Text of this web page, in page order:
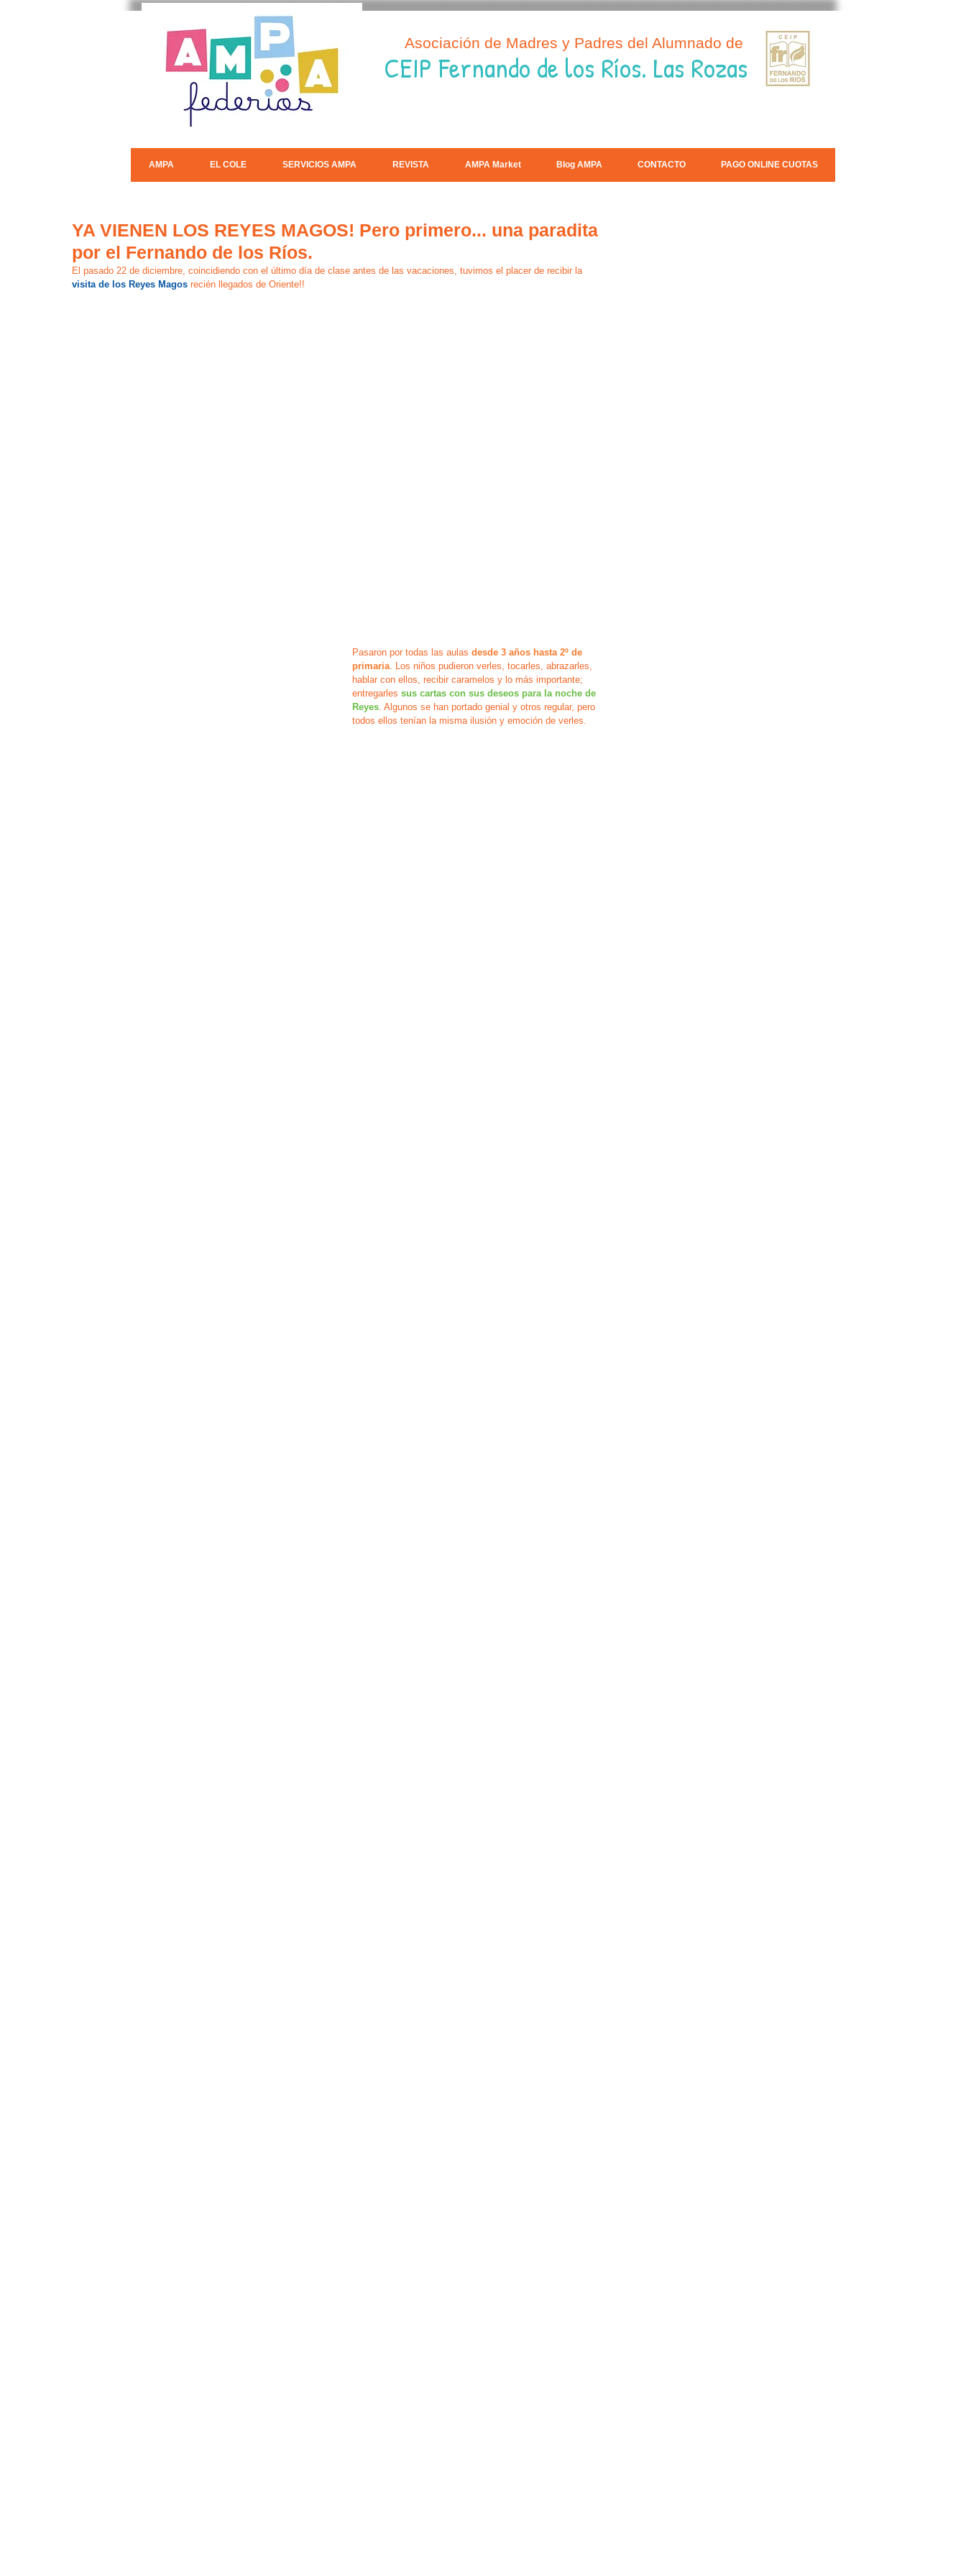
Asociación de Madres y Padres del Alumnado de
CEIP Fernando de los Ríos. Las Rozas
AMPA EL COLE SERVICIOS AMPA REVISTA AMPA Market Blog AMPA CONTACTO PAGO ONLINE CUOTAS
YA VIENEN LOS REYES MAGOS! Pero primero... una paradita
por el Fernando de los Ríos.
El pasado 22 de diciembre, coincidiendo con el último día de clase antes de las vacaciones, tuvimos el placer de recibir la
visita de los Reyes Magos recién llegados de Oriente!!
Pasaron por todas las aulas desde 3 años hasta 2º de
primaria. Los niños pudieron verles, tocarles, abrazarles,
hablar con ellos, recibir caramelos y lo más importante;
entregarles sus cartas con sus deseos para la noche de
Reyes. Algunos se han portado genial y otros regular, pero
todos ellos tenían la misma ilusión y emoción de verles.